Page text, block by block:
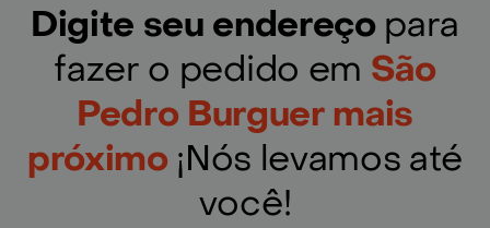
Digite seu endereço para
fazer o pedido em São
Pedro Burguer mais
próximo ¡Nós levamos até
você!